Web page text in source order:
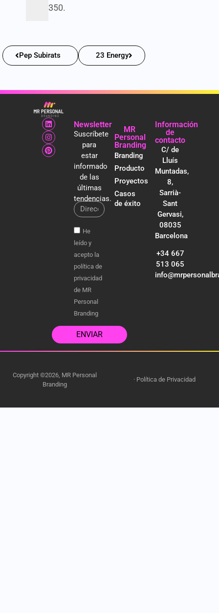
350.
Pep Subirats 23 Energy
Newsletter
Suscríbete
para
estar
informado
de las
últimas
tendencias.
He
leído y
acepto la
política de
privacidad
de MR
Personal
Branding
ENVIAR
MR
Personal
Branding
Branding
Producto
Proyectos
Casos
de éxito
Información
de
contacto
C/ de
Lluís
Muntadas,
8,
Sarrià-
Sant
Gervasi,
08035
Barcelona
+34 667
513 065
Copyright ©2026, MR Personal
Branding
· Política de Privacidad